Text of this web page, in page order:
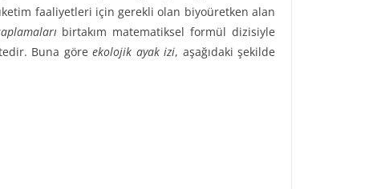
faaliyetleri için gerekli olan biyoüretken alan
birtakım matematiksel formül dizisiyle
Buna göreekolojik ayak izi, aşağıdaki şekilde